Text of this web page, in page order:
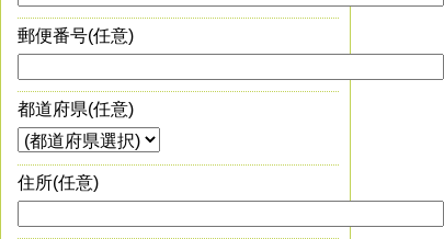
郵便番号(任意)
都道府県(任意)
住所(任意)